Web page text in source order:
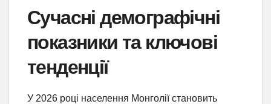
Сучасні демографічні
показники та ключові
тенденції
У 2026 році населення Монголії становить